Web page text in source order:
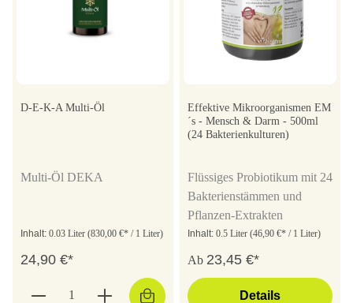
D-E-K-A Multi-Öl
Multi-Öl DEKA
Inhalt: 0.03 Liter (830,00 €* / 1 Liter)
24,90 €*
Effektive Mikroorganismen EM
´s - Mensch & Darm - 500ml
(24 Bakterienkulturen)
Flüssiges Probiotikum mit 24
Bakterienstämmen und
Pflanzen-Extrakten
Inhalt: 0.5 Liter (46,90 €* / 1 Liter)
Ab 23,45 €*
Details